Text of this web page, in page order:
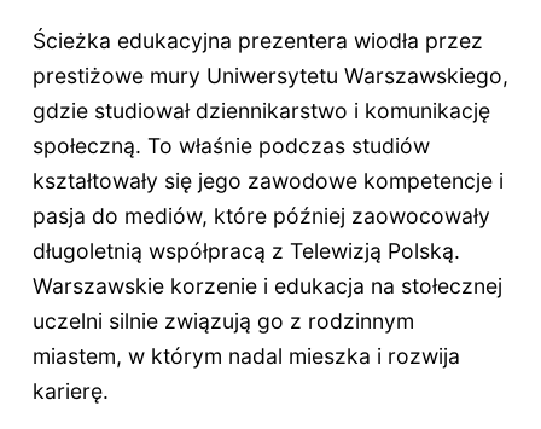
Ścieżka edukacyjna prezentera wiodła przez
prestiżowe mury Uniwersytetu Warszawskiego,
gdzie studiował dziennikarstwo i komunikację
społeczną. To właśnie podczas studiów
kształtowały się jego zawodowe kompetencje i
pasja do mediów, które później zaowocowały
długoletnią współpracą z Telewizją Polską.
Warszawskie korzenie i edukacja na stołecznej
uczelni silnie związują go z rodzinnym
miastem, w którym nadal mieszka i rozwija
karierę.